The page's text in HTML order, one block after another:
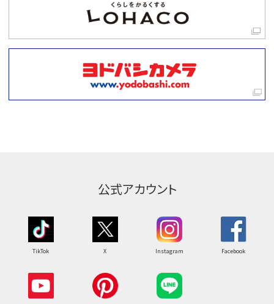
公式アカウント
TikTok X Instagram Facebook